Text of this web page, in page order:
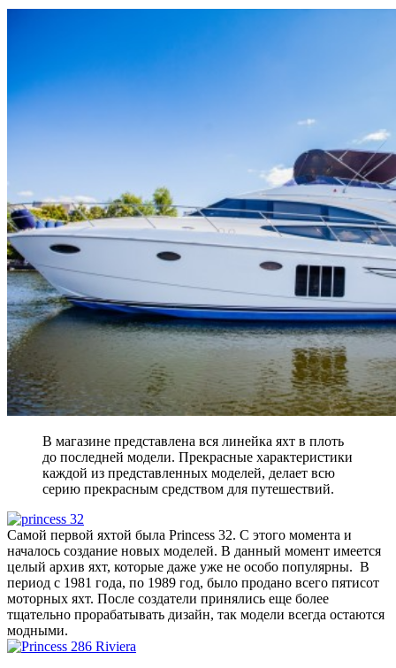
В магазине представлена вся линейка яхт в плоть
до последней модели. Прекрасные характеристики
каждой из представленных моделей, делает всю
серию прекрасным средством для путешествий.
Самой первой яхтой была Princess 32. С этого момента и
началось создание новых моделей. В данный момент имеется
целый архив яхт, которые даже уже не особо популярны. В
период с 1981 года, по 1989 год, было продано всего пятисот
моторных яхт. После создатели принялись еще более
тщательно прорабатывать дизайн, так модели всегда остаются
модными.